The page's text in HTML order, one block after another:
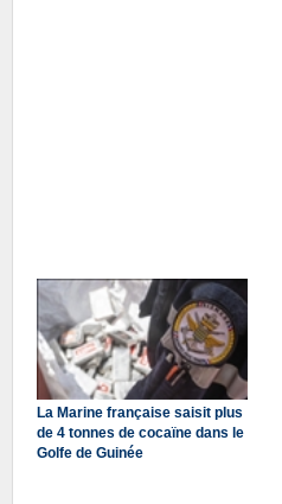
La Marine française saisit plus
de 4 tonnes de cocaïne dans le
Golfe de Guinée